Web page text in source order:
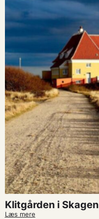
Klitgården i Skagen
Læs mere